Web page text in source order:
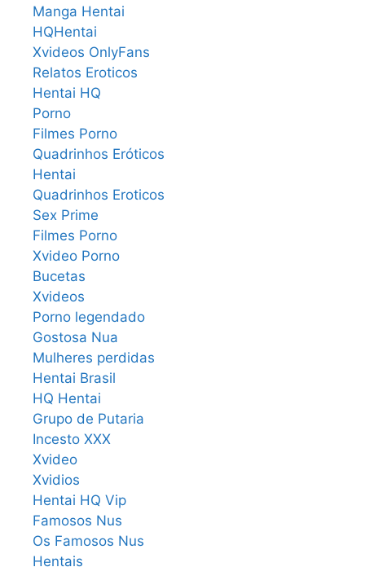
Manga Hentai
HQHentai
Xvideos OnlyFans
Relatos Eroticos
Hentai HQ
Porno
Filmes Porno
Quadrinhos Eróticos
Hentai
Quadrinhos Eroticos
Sex Prime
Filmes Porno
Xvideo Porno
Bucetas
Xvideos
Porno legendado
Gostosa Nua
Mulheres perdidas
Hentai Brasil
HQ Hentai
Grupo de Putaria
Incesto XXX
Xvideo
Xvidios
Hentai HQ Vip
Famosos Nus
Os Famosos Nus
Hentais